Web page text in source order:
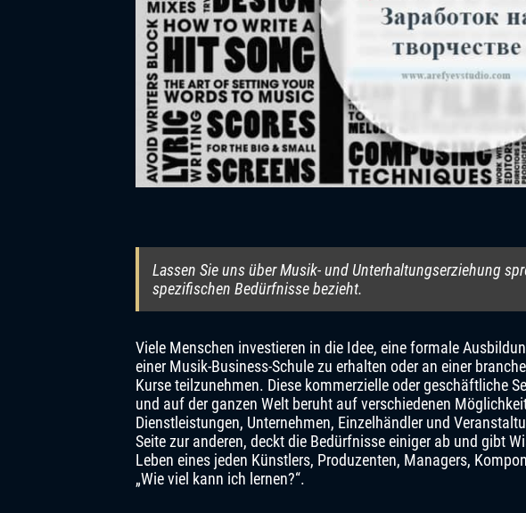
Lassen Sie uns über Musik- und Unterhaltungserziehung
spezifischen Bedürfnisse bezieht.
Viele Menschen investieren in die Idee, eine formale
einer Musik-Business-Schule zu erhalten oder an einer
Kurse teilzunehmen. Diese kommerzielle oder geschäftliche
und auf der ganzen Welt beruht auf verschiedenen
Dienstleistungen, Unternehmen, Einzelhändler und
Seite zur anderen, deckt die Bedürfnisse einiger ab und gibt
Leben eines jeden Künstlers, Produzenten, Managers,
„Wie viel kann ich lernen?“.